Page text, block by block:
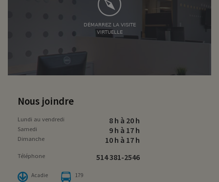
DÉMARREZ LA VISITE
VIRTUELLE
Nous joindre
Lundi au vendredi 8 h à 20 h
Samedi 9 h à 17 h
Dimanche 10 h à 17 h
Téléphone 514 381-2546
Acadie
179